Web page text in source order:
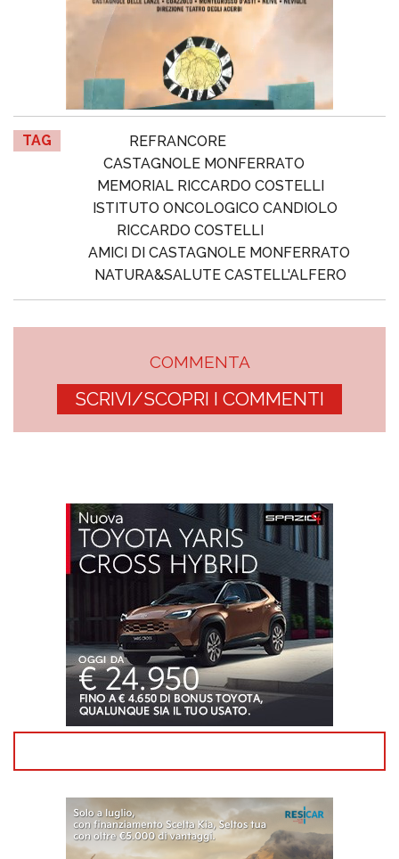
TAG
REFRANCORE
CASTAGNOLE MONFERRATO
MEMORIAL RICCARDO COSTELLI
ISTITUTO ONCOLOGICO CANDIOLO
RICCARDO COSTELLI
AMICI DI CASTAGNOLE MONFERRATO
NATURA&SALUTE CASTELL'ALFERO
COMMENTA
SCRIVI/SCOPRI I COMMENTI